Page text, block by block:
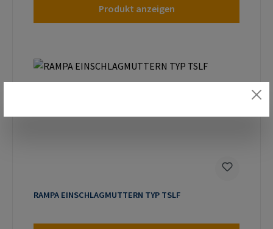
Produkt anzeigen
RAMPA EINSCHLAGMUTTERN TYP TSLF